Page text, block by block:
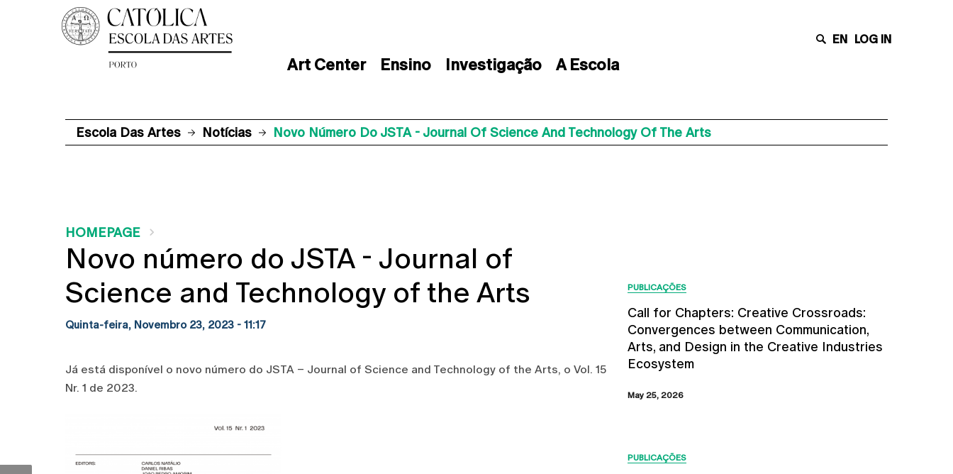
Art Center Ensino Investigação A Escola
EN LOG IN
Escola Das Artes Notícias Novo Número Do JSTA - Journal Of Science And Technology Of The Arts
HOMEPAGE
Novo número do JSTA - Journal of
Science and Technology of the Arts
Quinta-feira, Novembro 23, 2023 - 11:17
Já está disponível o novo número do JSTA – Journal of Science and Technology of the Arts, o Vol. 15
Nr. 1 de 2023.
PUBLICAÇÕES
Call for Chapters: Creative Crossroads:
Convergences between Communication,
Arts, and Design in the Creative Industries
Ecosystem
May 25, 2026
PUBLICAÇÕES